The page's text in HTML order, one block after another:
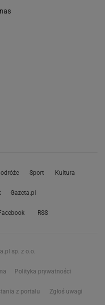
Sport Kultura
Gazeta.pl
RSS
sp. z o.o.
Polityka prywatności
z portalu Zgłoś uwagi